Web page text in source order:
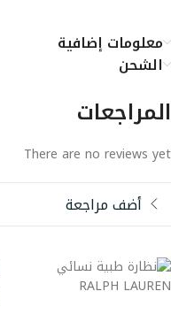
معلومات إضافية
الشحن
المراجعات
There are no reviews yet
أضف مراجعة